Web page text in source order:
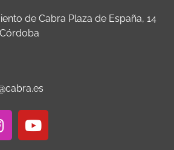
de Cabra Plaza de España, 14